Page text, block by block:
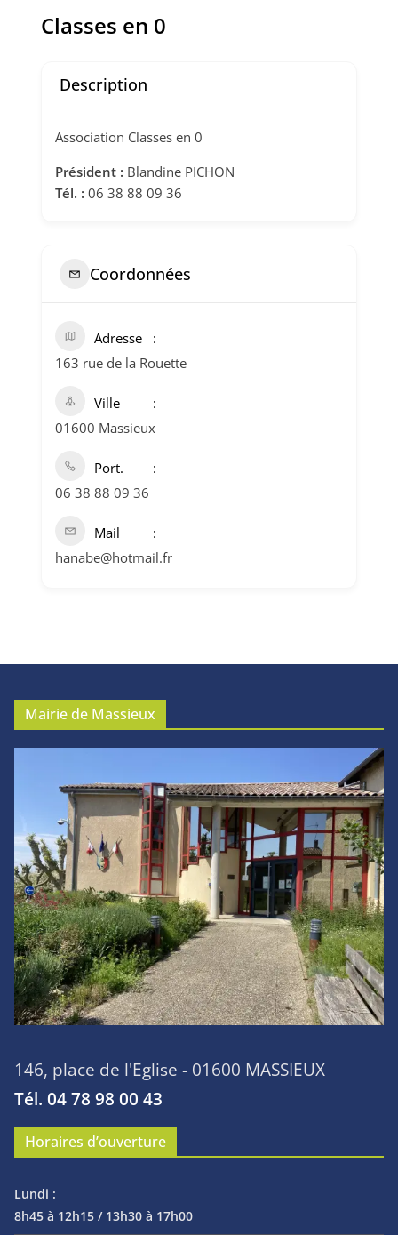
Classes en 0
Description
Association Classes en 0
Président : Blandine PICHON
Tél. : 06 38 88 09 36
Coordonnées
Adresse
163 rue de la Rouette
Ville
01600 Massieux
Port.
06 38 88 09 36
Mail
hanabe@hotmail.fr
Mairie de Massieux
146, place de l'Eglise - 01600 MASSIEUX
Tél. 04 78 98 00 43
Horaires d’ouverture
Lundi :
8h45 à 12h15 / 13h30 à 17h00